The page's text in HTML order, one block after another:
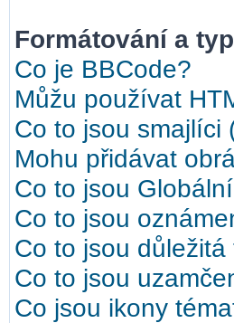
Formátování a
Co je BBCode?
Můžu používat
Co to jsou smajlíci
Mohu přidávat
Co to jsou
Co to jsou
Co to jsou důležitá
Co to jsou
Co jsou ikony